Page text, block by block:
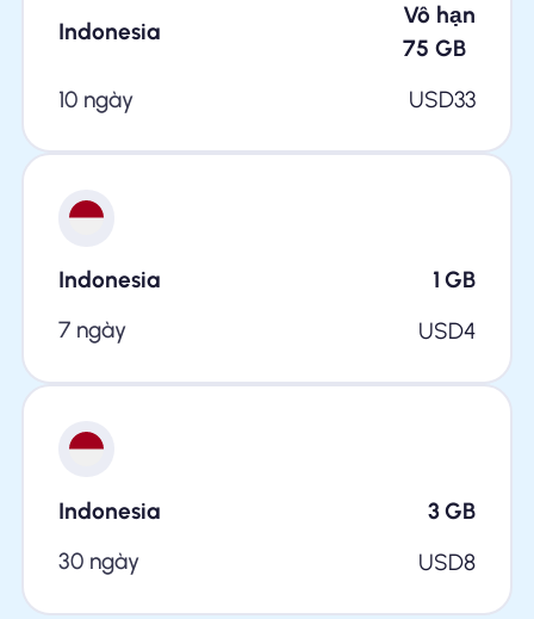
Indonesia
Vô hạn
75 GB
10 ngày
USD33
Indonesia 1 GB
7 ngày
USD4
Indonesia 3 GB
30 ngày
USD8